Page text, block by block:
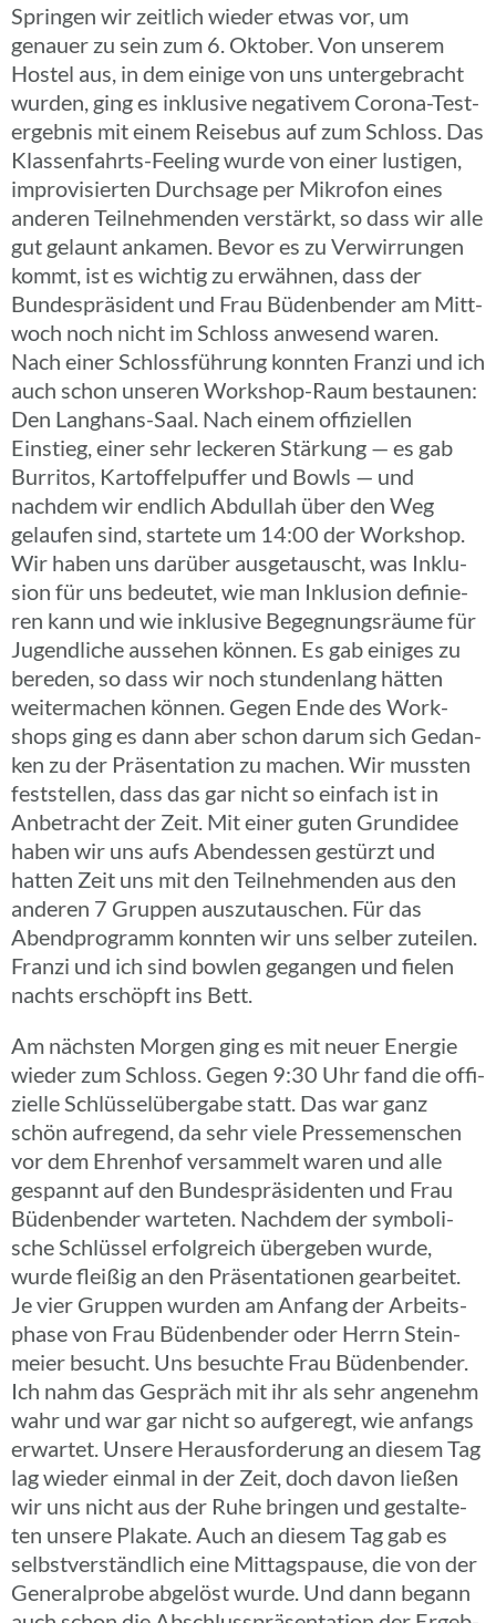
Sprin­gen wir zeit­lich wieder etwas vor, um
genauer zu sein zum 6. Oktober. Von unserem
Hostel aus, in dem einige von uns unter­ge­bracht
wurden, ging es inklu­sive nega­ti­vem Corona-Test­
er­ge­b­­nis mit einem Reise­bus auf zum Schloss. Das
Klas­­sen­­fahrts-Feeling wurde von einer lusti­gen,
impro­vi­sier­ten Durch­sage per Mikro­fon eines
anderen Teil­neh­men­den verstärkt, so dass wir alle
gut gelaunt ankamen. Bevor es zu Verwir­run­gen
kommt, ist es wichtig zu erwäh­nen, dass der
Bundes­prä­si­dent und Frau Büden­ben­der am Mitt­
woch noch nicht im Schloss anwe­send waren.
Nach einer Schloss­füh­rung konnten Franzi und ich
auch schon unseren Work­­shop-Raum bestau­nen:
Den Lang­hans-Saal. Nach einem offi­zi­el­len
Einstieg, einer sehr lecke­ren Stär­kung — es gab
Burri­tos, Kartof­fel­puf­fer und Bowls — und
nachdem wir endlich Abdul­lah über den Weg
gelau­fen sind, star­tete um 14:00 der Work­shop.
Wir haben uns darüber ausge­tauscht, was Inklu­
sion für uns bedeu­tet, wie man Inklu­sion defi­nie­
ren kann und wie inklu­sive Begeg­nungs­räume für
Jugend­li­che ausse­hen können. Es gab einiges zu
bereden, so dass wir noch stun­den­lang hätten
weiter­ma­chen können. Gegen Ende des Work­
shops ging es dann aber schon darum sich Gedan­
ken zu der Präsen­ta­tion zu machen. Wir mussten
fest­stel­len, dass das gar nicht so einfach ist in
Anbe­tracht der Zeit. Mit einer guten Grund­idee
haben wir uns aufs Abend­essen gestürzt und
hatten Zeit uns mit den Teil­neh­men­den aus den
anderen 7 Gruppen auszu­tau­schen. Für das
Abend­pro­gramm konnten wir uns selber zutei­len.
Franzi und ich sind bowlen gegan­gen und fielen
nachts erschöpft ins Bett.
Am nächs­ten Morgen ging es mit neuer Energie
wieder zum Schloss. Gegen 9:30 Uhr fand die offi­
zi­elle Schlüs­sel­über­gabe statt. Das war ganz
schön aufre­gend, da sehr viele Pres­se­men­schen
vor dem Ehren­hof versam­melt waren und alle
gespannt auf den Bundes­prä­si­den­ten und Frau
Büden­ben­der warte­ten. Nachdem der symbo­li­
sche Schlüs­sel erfolg­reich über­ge­ben wurde,
wurde fleißig an den Präsen­ta­tio­nen gear­bei­tet.
Je vier Gruppen wurden am Anfang der Arbeits­
phase von Frau Büden­ben­der oder Herrn Stein­
meier besucht. Uns besuchte Frau Büden­ben­der.
Ich nahm das Gespräch mit ihr als sehr ange­nehm
wahr und war gar nicht so aufge­regt, wie anfangs
erwar­tet. Unsere Heraus­for­de­rung an diesem Tag
lag wieder einmal in der Zeit, doch davon ließen
wir uns nicht aus der Ruhe bringen und gestal­te­
ten unsere Plakate. Auch an diesem Tag gab es
selbst­ver­ständ­lich eine Mittags­pause, die von der
Gene­ral­probe abge­löst wurde. Und dann begann